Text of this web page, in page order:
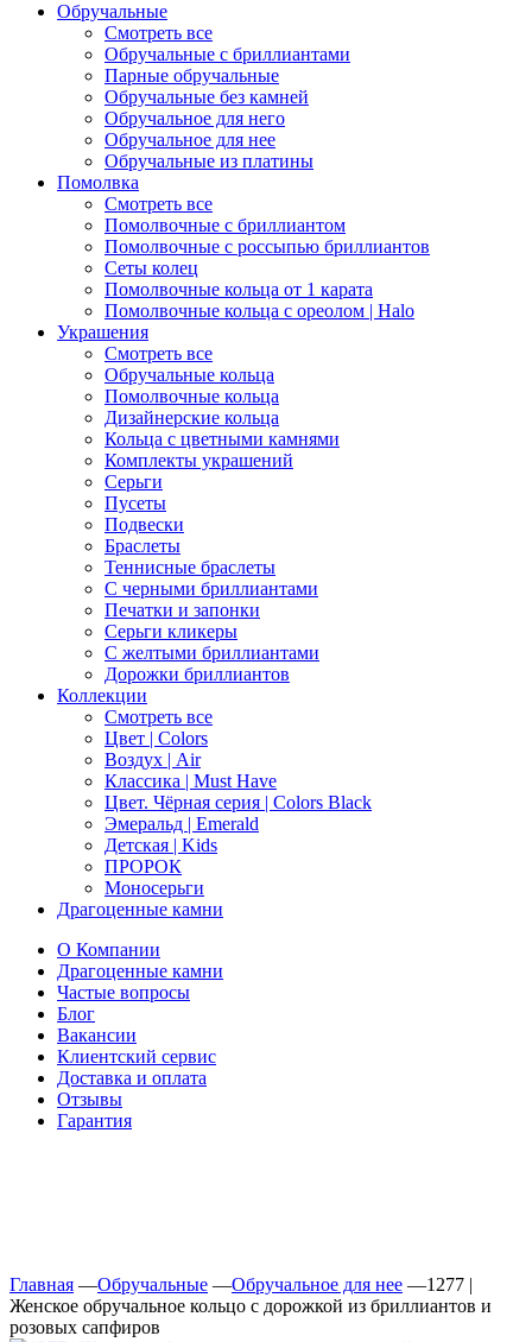
Обручальные
Смотреть все
Обручальные с бриллиантами
Парные обручальные
Обручальные без камней
Обручальное для него
Обручальное для нее
Обручальные из платины
Помолвка
Смотреть все
Помолвочные с бриллиантом
Помолвочные с россыпью бриллиантов
Сеты колец
Помолвочные кольца от 1 карата
Помолвочные кольца с ореолом | Halo
Украшения
Смотреть все
Обручальные кольца
Помолвочные кольца
Дизайнерские кольца
Кольца с цветными камнями
Комплекты украшений
Серьги
Пусеты
Подвески
Браслеты
Теннисные браслеты
C черными бриллиантами
Печатки и запонки
Серьги кликеры
С желтыми бриллиантами
Дорожки бриллиантов
Коллекции
Смотреть все
Цвет | Colors
Воздух | Air
Классика | Must Have
Цвет. Чёрная серия | Colors Black
Эмеральд | Emerald
Детская | Kids
ПРОРОК
Моносерьги
Драгоценные камни
О Компании
Драгоценные камни
Частые вопросы
Блог
Вакансии
Клиентский сервис
Доставка и оплата
Отзывы
Гарантия
Главная —Обручальные —Обручальное для нее —1277 |
Женское обручальное кольцо с дорожкой из бриллиантов и
розовых сапфиров